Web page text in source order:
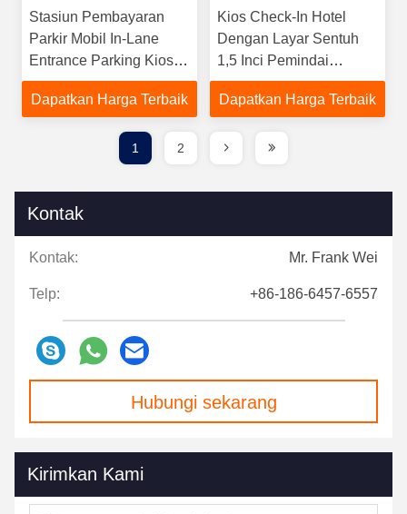
Stasiun Pembayaran
Parkir Mobil In-Lane
Entrance Parking Kiosk
Dengan Layar Sentuh
15 Inci Dan Interkom
Dapatkan Harga Terbaik
Kios Check-In Hotel
Dengan Layar Sentuh
1,5 Inci Pemindai
Paspor Kartu Kunci
Encoder
Dapatkan Harga Terbaik
1 2
Kontak
Kontak: Mr. Frank Wei
Telp: +86-186-6457-6557
Hubungi sekarang
Kirimkan Kami